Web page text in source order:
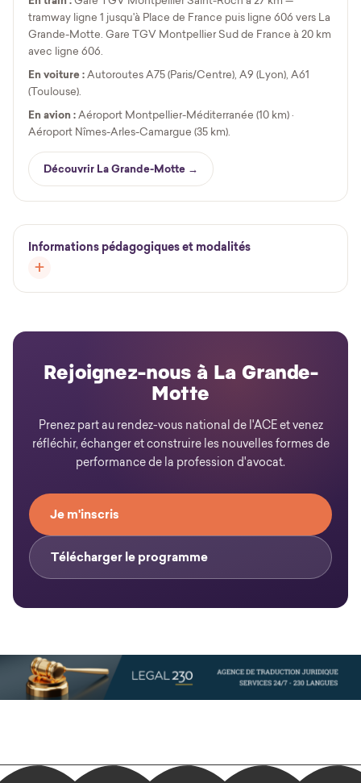
tramway ligne 1 jusqu'à Place de France puis ligne 606 vers La
Grande-Motte. Gare TGV Montpellier Sud de France à 20 km
avec ligne 606.
En voiture :Autoroutes A75 (Paris/Centre), A9 (Lyon), A61
(Toulouse).
En avion :Aéroport Montpellier-Méditerranée (10 km) ·
Aéroport Nîmes-Arles-Camargue (35 km).
Découvrir La Grande-Motte →
Informations pédagogiques et modalités
Rejoignez-nous à La Grande-
Motte
Prenez part au rendez-vous national de l'ACE et venez
réfléchir, échanger et construire les nouvelles formes de
performance de la profession d'avocat.
Je m'inscris
Télécharger le programme